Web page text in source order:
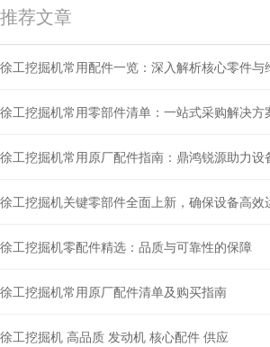
推荐文章
徐工挖掘机常用配件一览：深入解析核心零件与
徐工挖掘机常用零部件清单：一站式采购解决方
徐工挖掘机常用原厂配件指南：鼎鸿锐源助力设
徐工挖掘机关键零部件全面上新，确保设备高效
徐工挖掘机零配件精选：品质与可靠性的保障
徐工挖掘机常用原厂配件清单及购买指南
徐工挖掘机 高品质 发动机 核心配件 供应